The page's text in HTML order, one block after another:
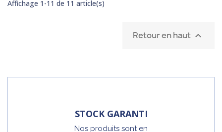
Affichage 1-11 de 11 article(s)
Retour en haut 
STOCK GARANTI
Nos produits sont en